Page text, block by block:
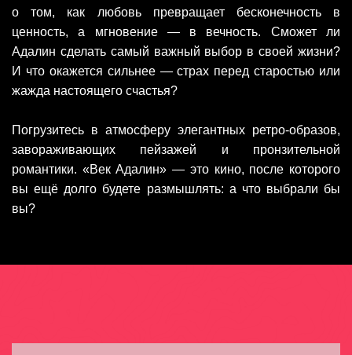
о том, как любовь превращает бесконечность в
ценность, а мгновение — в вечность. Сможет ли
Адалин сделать самый важный выбор в своей жизни?
И что окажется сильнее — страх перед старостью или
жажда настоящего счастья?
Погрузитесь в атмосферу элегантных ретро‑образов,
завораживающих пейзажей и пронзительной
романтики. «Век Адалин» — это кино, после которого
вы ещё долго будете размышлять: а что выбрали бы
вы?